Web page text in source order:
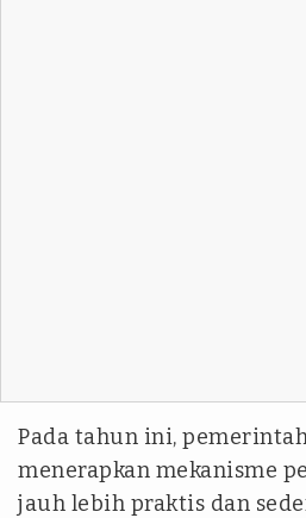
Pada tahun ini,
menerapkan mekanisme
jauh lebih praktis dan